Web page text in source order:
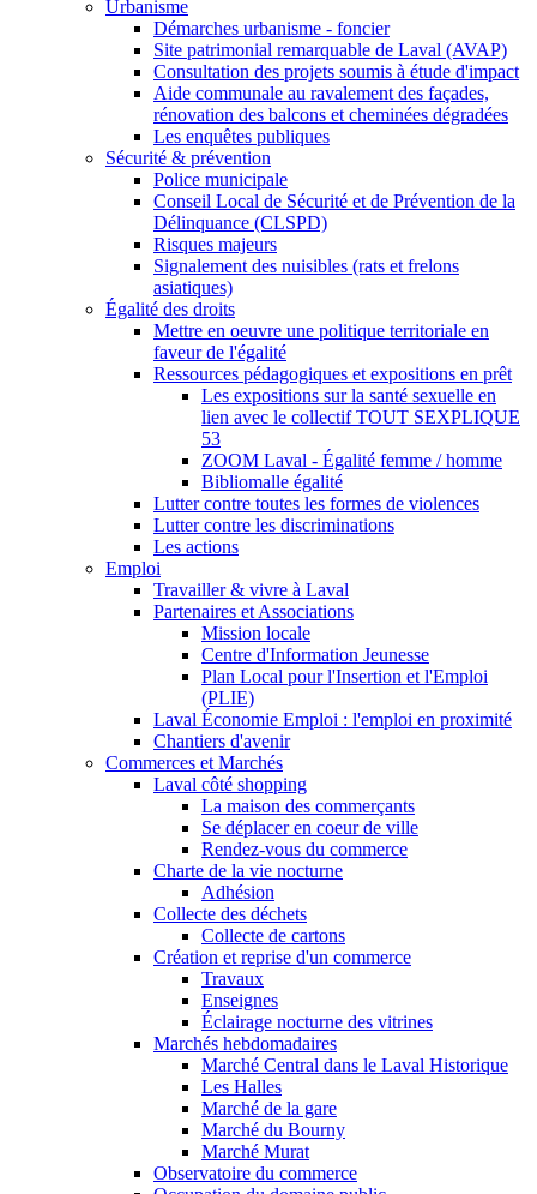
Urbanisme
Démarches urbanisme - foncier
Site patrimonial remarquable de Laval (AVAP)
Consultation des projets soumis à étude d'impact
Aide communale au ravalement des façades,
rénovation des balcons et cheminées dégradées
Les enquêtes publiques
Sécurité & prévention
Police municipale
Conseil Local de Sécurité et de Prévention de la
Délinquance (CLSPD)
Risques majeurs
Signalement des nuisibles (rats et frelons
asiatiques)
Égalité des droits
Mettre en oeuvre une politique territoriale en
faveur de l'égalité
Ressources pédagogiques et expositions en prêt
Les expositions sur la santé sexuelle en
lien avec le collectif TOUT SEXPLIQUE
53
ZOOM Laval - Égalité femme / homme
Bibliomalle égalité
Lutter contre toutes les formes de violences
Lutter contre les discriminations
Les actions
Emploi
Travailler & vivre à Laval
Partenaires et Associations
Mission locale
Centre d'Information Jeunesse
Plan Local pour l'Insertion et l'Emploi
(PLIE)
Laval Économie Emploi : l'emploi en proximité
Chantiers d'avenir
Commerces et Marchés
Laval côté shopping
La maison des commerçants
Se déplacer en coeur de ville
Rendez-vous du commerce
Charte de la vie nocturne
Adhésion
Collecte des déchets
Collecte de cartons
Création et reprise d'un commerce
Travaux
Enseignes
Éclairage nocturne des vitrines
Marchés hebdomadaires
Marché Central dans le Laval Historique
Les Halles
Marché de la gare
Marché du Bourny
Marché Murat
Observatoire du commerce